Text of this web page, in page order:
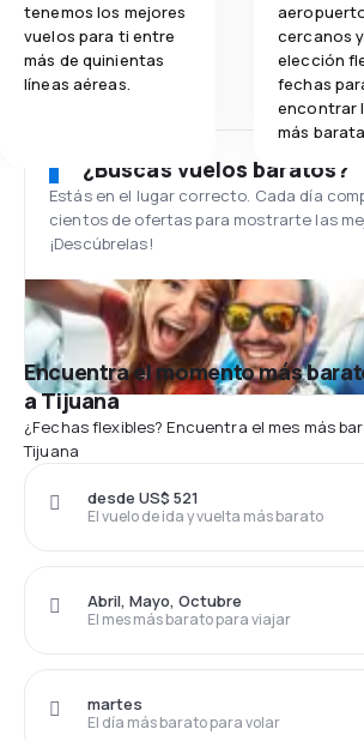
tenemos los mejores
vuelos para ti entre
más de quinientas
líneas aéreas.
cercanos
elección
fechas
encontrar
más
¿Buscas vuelos baratos?
Estás en el lugar correcto. Cada día
cientos de ofertas para mostrarte las
¡Descúbrelas!
Encuentra el momento más
a Tijuana
¿Fechas flexibles? Encuentra el mes más
Tijuana
El vuelo de ida y vuelta más barato
desde US$ 521
El mes más barato para viajar
Abril, Mayo, Octubre
El día más barato para volar
martes